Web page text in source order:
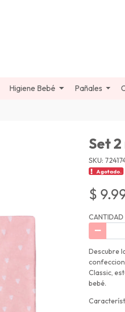
Higiene Bebé Pañales
Set
SKU:
Agotado.
$
CANTIDAD
Descubre
Classic,
bebé.